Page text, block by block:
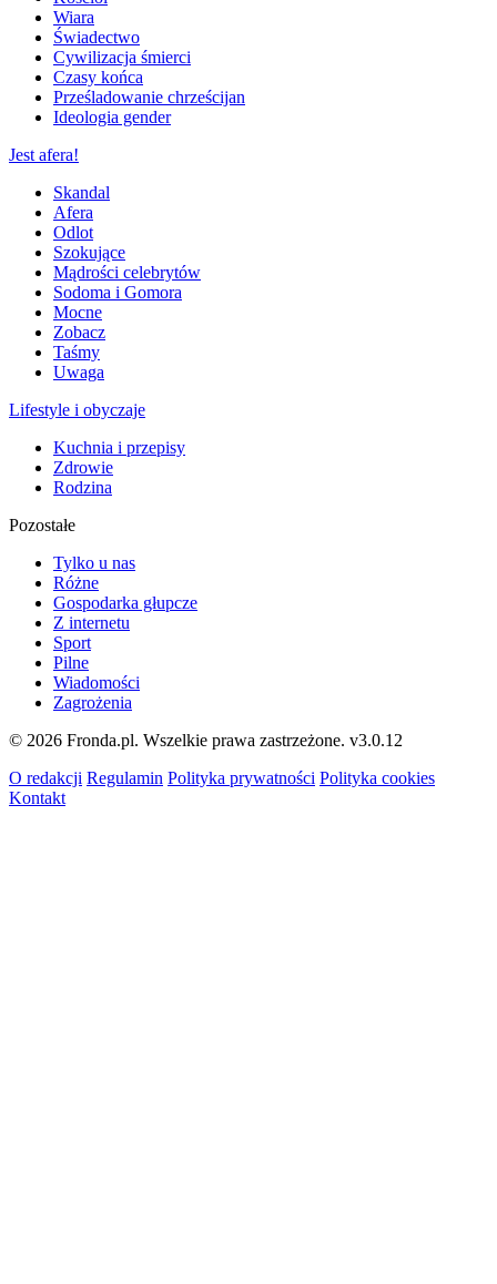
Wiara
Świadectwo
Cywilizacja śmierci
Czasy końca
Prześladowanie chrześcijan
Ideologia gender
Jest afera!
Skandal
Afera
Odlot
Szokujące
Mądrości celebrytów
Sodoma i Gomora
Mocne
Zobacz
Taśmy
Uwaga
Lifestyle i obyczaje
Kuchnia i przepisy
Zdrowie
Rodzina
Pozostałe
Tylko u nas
Różne
Gospodarka głupcze
Z internetu
Sport
Pilne
Wiadomości
Zagrożenia
© 2026 Fronda.pl. Wszelkie prawa zastrzeżone. v3.0.12
O redakcji Regulamin Polityka prywatności Polityka cookies
Kontakt